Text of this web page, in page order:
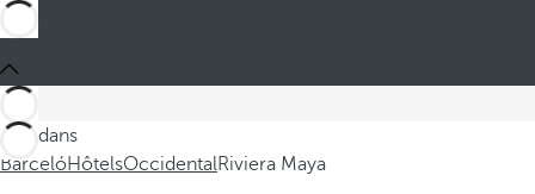
Ces dans
BarcelóHôtelsOccidentalRiviera Maya